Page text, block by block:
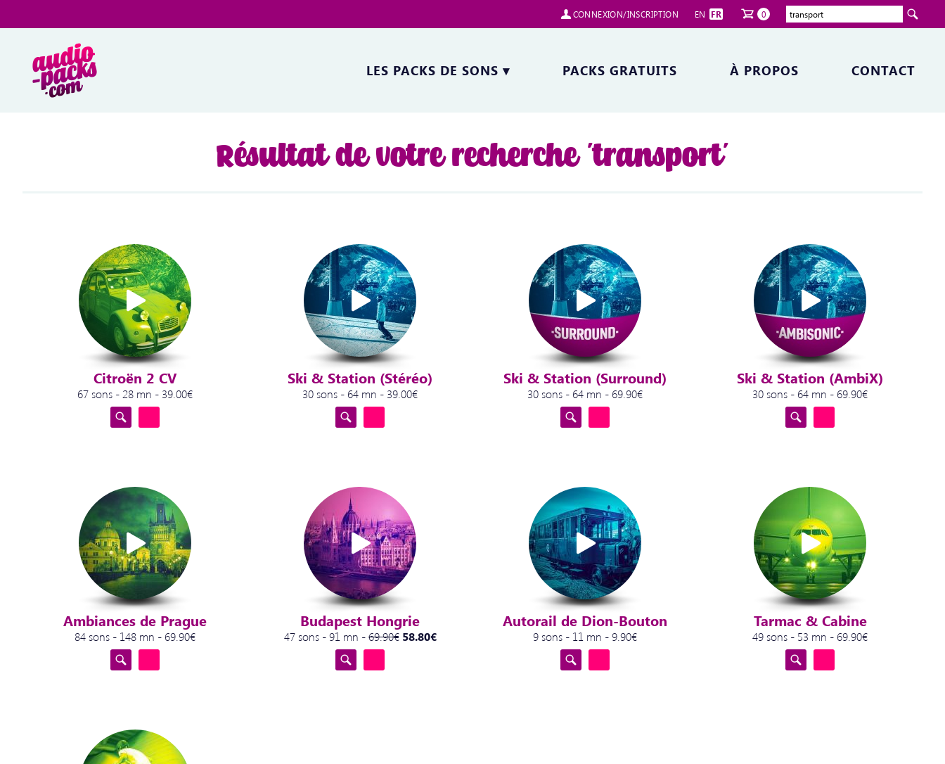
CONNEXION/INSCRIPTION EN FR 0
LES PACKS DE SONS ▾ PACKS GRATUITS À PROPOS CONTACT
Résultat de votre recherche 'transport'
Citroën 2 CV
67 sons - 28 mn - 39.00€
Ski & Station (Stéréo)
30 sons - 64 mn - 39.00€
Ski & Station (Surround)
30 sons - 64 mn - 69.90€
Ski & Station (AmbiX)
30 sons - 64 mn - 69.90€
Ambiances de Prague
84 sons - 148 mn - 69.90€
Budapest Hongrie
47 sons - 91 mn -69.90€ 58.80€
Autorail de Dion-Bouton
9 sons - 11 mn - 9.90€
Tarmac & Cabine
49 sons - 53 mn - 69.90€